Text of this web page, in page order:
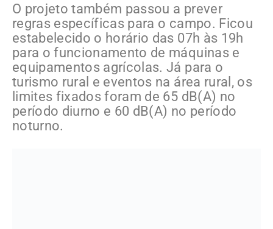
O projeto também passou a prever
regras específicas para o campo. Ficou
estabelecido o horário das 07h às 19h
para o funcionamento de máquinas e
equipamentos agrícolas. Já para o
turismo rural e eventos na área rural, os
limites fixados foram de 65 dB(A) no
período diurno e 60 dB(A) no período
noturno.